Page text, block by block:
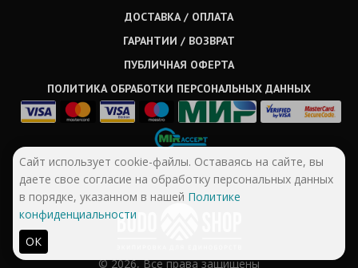
ДОСТАВКА / ОПЛАТА
ГАРАНТИИ / ВОЗВРАТ
ПУБЛИЧНАЯ ОФЕРТА
ПОЛИТИКА ОБРАБОТКИ ПЕРСОНАЛЬНЫХ ДАННЫХ
© 2026, Все права защищены
Сайт использует cookie-файлы. Оставаясь на сайте, вы
даете свое согласие на обработку персональных данных
в порядке, указанном в нашей Политике
конфиденциальности
ОК